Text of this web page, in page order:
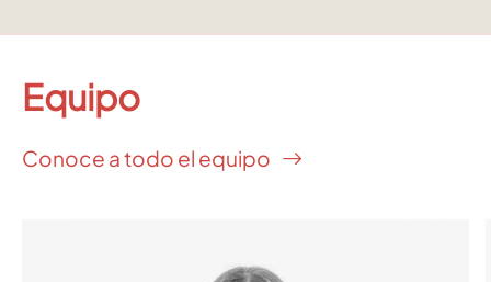
Equipo
Conoce a todo el equipo